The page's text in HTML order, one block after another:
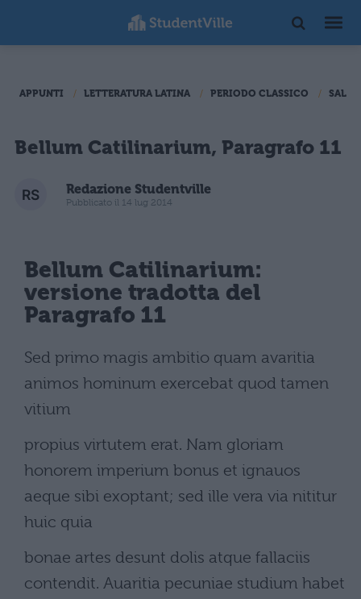
APPUNTI LETTERATURA LATINA PERIODO CLASSICO
Bellum Catilinarium, Paragrafo 11
Redazione Studentville
Pubblicato il 14 lug 2014
Bellum Catilinarium:
versione tradotta del
Paragrafo 11
Sed primo magis ambitio quam avaritia
animos hominum exercebat quod tamen
vitium
propius virtutem erat. Nam gloriam
honorem imperium bonus et ignauos
aeque sibi exoptant; sed ille vera via nititur
huic quia
bonae artes desunt dolis atque fallaciis
contendit. Auaritia pecuniae studium habet